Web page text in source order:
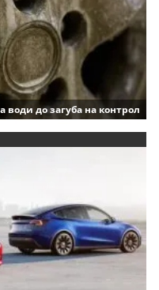
до загуба на контрол